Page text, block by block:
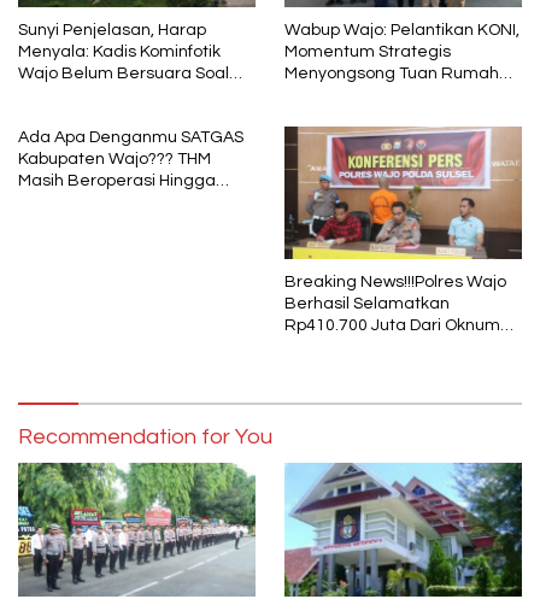
Sunyi Penjelasan, Harap
Menyala: Kadis Kominfotik
Wajo Belum Bersuara Soal
Wabup Wajo: Pelantikan KONI,
Momentum Strategis
Menyongsong Tuan Rumah
Ada Apa Denganmu SATGAS
Kabupaten Wajo??? THM
Masih Beroperasi Hingga
Breaking News!!!Polres Wajo
Berhasil Selamatkan
Rp410.700 Juta Dari Oknum
Recommendation for You